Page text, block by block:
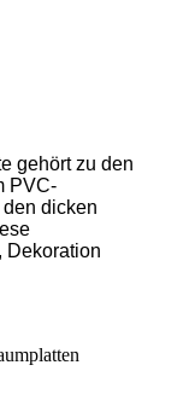
gehört zu den
PVC-
dicken
Dekoration